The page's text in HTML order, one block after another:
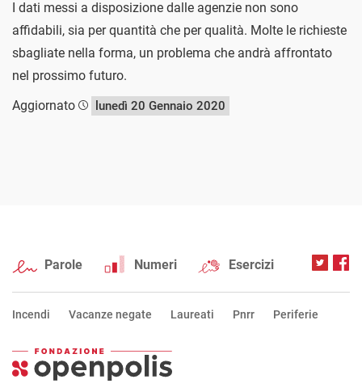
I dati messi a disposizione dalle agenzie non sono
affidabili, sia per quantità che per qualità. Molte le richieste
sbagliate nella forma, un problema che andrà affrontato
nel prossimo futuro.
Aggiornato
lunedì 20 Gennaio 2020
Parole Numeri Esercizi
Incendi Vacanze negate Laureati Pnrr Periferie